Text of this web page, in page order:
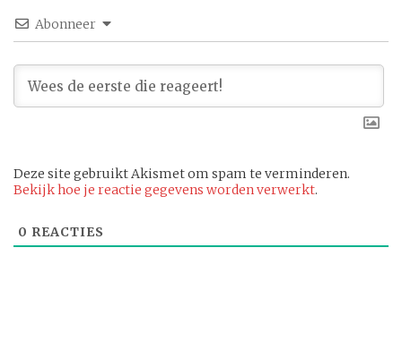
Abonneer
Deze site gebruikt Akismet om spam te verminderen.
Bekijk hoe je reactie gegevens worden verwerkt.
0 REACTIES